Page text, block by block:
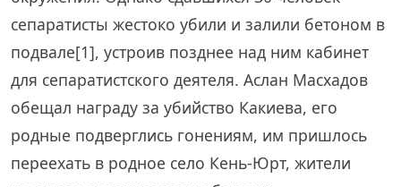
сепаратисты жестоко убили и залили бетоном в
подвале[1], устроив позднее над ним кабинет
для сепаратистского деятеля. Аслан Масхадов
обещал награду за убийство Какиева, его
родные подверглись гонениям, им пришлось
переехать в родное село Кень-Юрт, жители